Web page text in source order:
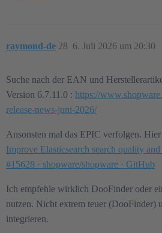
raymond-de 6. Juli 2026 um 20:30
28
Suche nach der EAN und
Version 6.7.11.0 : https://
release-news-juni-2026/
Ansonsten mal das EPIC verfolgen.
Improve Elasticsearch search quality and
#15628 · shopware/shopware · GitHub
Ich empfehle wirklich DooFinder oder
nutzen. Nicht extrem teuer (DooFinder)
integrieren.